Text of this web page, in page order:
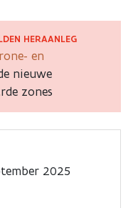
HERAANLEG
en
nieuwe
zones
2025